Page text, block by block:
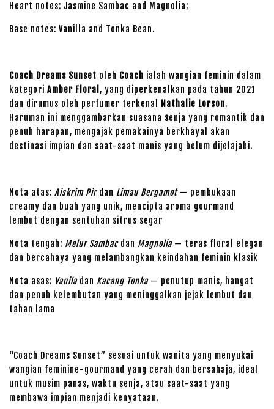
Heart notes: Jasmine Sambac and Magnolia;
Base notes: Vanilla and Tonka Bean.
Coach Dreams Sunset oleh Coach ialah wangian feminin dalam
kategori Amber Floral , yang diperkenalkan pada tahun 2021
dan dirumus oleh perfumer terkenal
Nathalie Lorson.
Haruman ini menggambarkan suasana senja yang romantik dan
penuh harapan, mengajak pemakainya berkhayal akan
destinasi impian dan saat-saat manis yang belum dijelajahi.
Nota atas: Aiskrim Pirdan Limau Bergamot— pembukaan
creamy dan buah yang unik, mencipta aroma gourmand
lembut dengan sentuhan sitrus segar
Nota tengah: Melur Sambacdan Magnolia— teras floral elegan
dan bercahaya yang melambangkan keindahan feminin klasik
Nota asas: Vaniladan Kacang Tonka— penutup manis, hangat
dan penuh kelembutan yang meninggalkan jejak lembut dan
tahan lama
“Coach Dreams Sunset” sesuai untuk wanita yang menyukai
wangian feminine-gourmand yang cerah dan bersahaja, ideal
untuk musim panas, waktu senja, atau saat-saat yang
membawa impian menjadi kenyataan.